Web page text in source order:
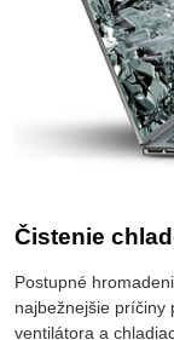
Čistenie
Postupné
najbežnejšie príčiny
ventilátora a